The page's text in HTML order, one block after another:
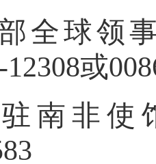
全球领
12308或
南非使